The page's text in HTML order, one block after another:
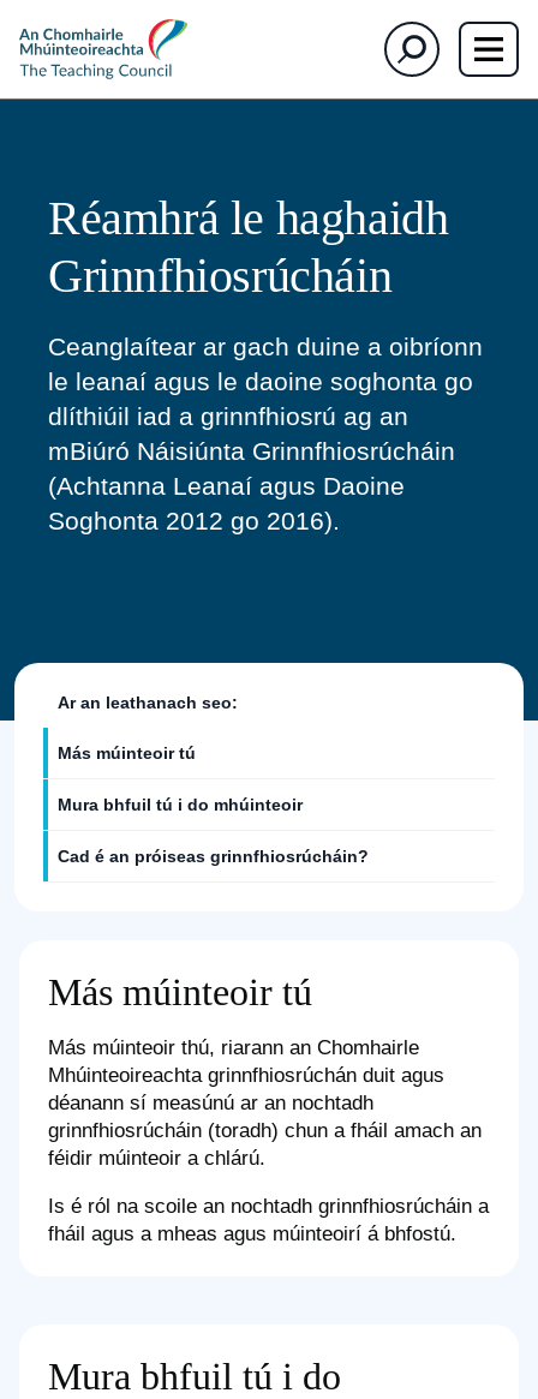
The
Teaching
Council
Cuardaigh
Réamhrá le haghaidh
Grinnfhiosrúcháin
Ceanglaítear ar gach duine a oibríonn
le leanaí agus le daoine soghonta go
dlíthiúil iad a grinnfhiosrú ag an
mBiúró Náisiúnta Grinnfhiosrúcháin
(Achtanna Leanaí agus Daoine
Soghonta 2012 go 2016).
Ar an leathanach seo:
Más múinteoir tú
Mura bhfuil tú i do mhúinteoir
Cad é an próiseas grinnfhiosrúcháin?
Más múinteoir tú
Más múinteoir thú, riarann an Chomhairle
Mhúinteoireachta grinnfhiosrúchán duit agus
déanann sí measúnú ar an nochtadh
grinnfhiosrúcháin (toradh) chun a fháil amach an
féidir múinteoir a chlárú.
Is é ról na scoile an nochtadh grinnfhiosrúcháin a
fháil agus a mheas agus múinteoirí á bhfostú.
Mura bhfuil tú i do